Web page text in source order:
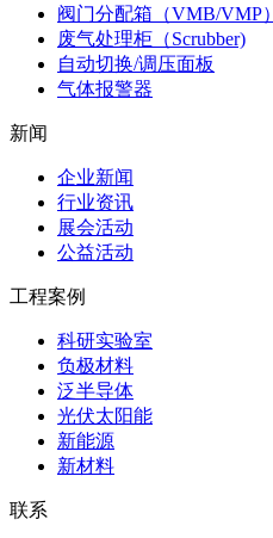
阀门分配箱（VMB/VMP）
废气处理柜（Scrubber)
自动切换/调压面板
气体报警器
新闻
企业新闻
行业资讯
展会活动
公益活动
工程案例
科研实验室
负极材料
泛半导体
光伏太阳能
新能源
新材料
联系